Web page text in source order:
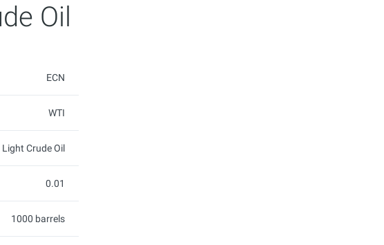
Oil
ECN
WTI
Light Crude Oil
0.01
1000 barrels